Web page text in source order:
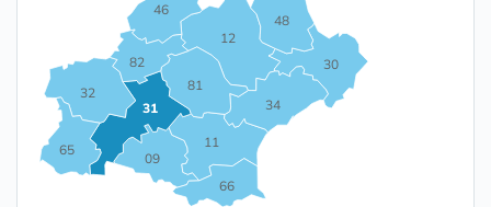
09
11
12
30
31
32
34
46
48
65
66
81
82